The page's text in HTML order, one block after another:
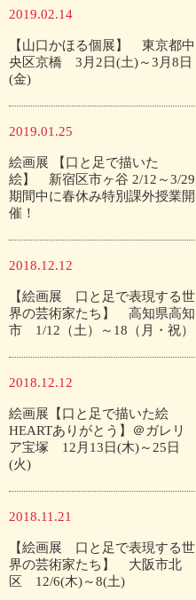
2019.02.14
【山口かほる個展】 東京都中
央区京橋 3月2日(土)～3月8日
(金)
2019.01.25
絵画展 【口と足で描いた
絵】 新宿区市ヶ谷 2/12～3/29
期間中に春休み特別課外授業開
催！
2018.12.12
【絵画展 口と足で表現する世
界の芸術家たち】 高知県高知
市 1/12（土）～18（月・祝）
2018.12.12
絵画展【口と足で描いた絵
HEARTありがとう】＠ガレリ
ア宝塚 12月13日(木)～25日
(火)
2018.11.21
【絵画展 口と足で表現する世
界の芸術家たち】 大阪市北
区 12/6(木)～8(土)